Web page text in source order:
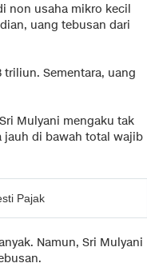
non usaha mikro kecil
uang tebusan dari
triliun. Sementara, uang
Mulyani mengaku tak
jauh di bawah total wajib
Pajak
Namun, Sri Mulyani